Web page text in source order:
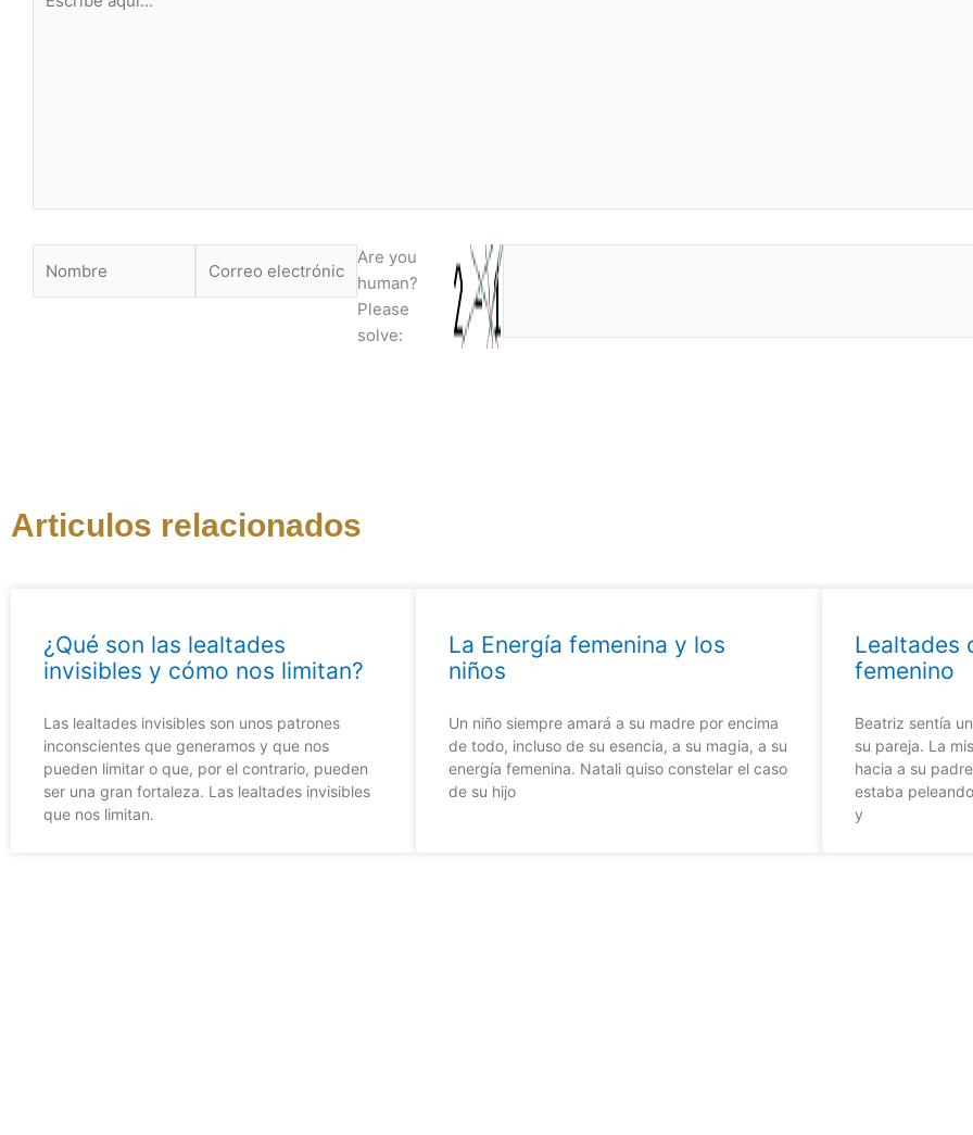
aquí...
electrónico
Are you
human?
Please
solve:
Articulos relacionados
¿Qué son las lealtades
invisibles y cómo nos limitan?
Las lealtades invisibles son unos patrones
inconscientes que generamos y que nos
pueden limitar o que, por el contrario, pueden
ser una gran fortaleza. Las lealtades invisibles
que nos limitan.
La Energía femenina y los
niños
Un niño siempre amará a su madre por encima
de todo, incluso de su esencia, a su magia, a su
energía femenina. Natali quiso constelar el caso
de su hijo
Lealtades
femenino
Beatriz sentía
su pareja. La
hacia a su
estaba
y